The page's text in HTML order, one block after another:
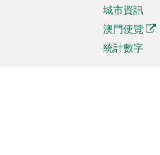
城市資訊
澳門便覽
統計數字